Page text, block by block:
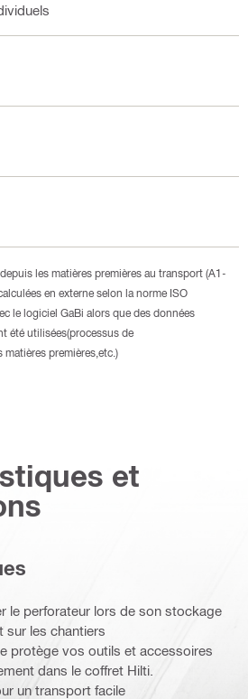
les matières premières au transport (A1-
en externe selon la norme ISO
le logiciel GaBi alors que des données
été utilisées(processus de
premières,etc.)
et
le perforateur lors de son stockage
sur les chantiers
protège vos outils et accessoires
dans le coffret Hilti.
un transport facile